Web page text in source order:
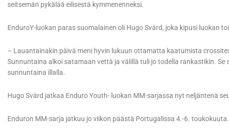
seitsemän pykälää eilisestä kymmenenneksi.
EnduroY-luokan paras suomalainen oli Hugo Svärd, joka kipusi luokan
– Lauantainakin päivä meni hyvin lukuun ottamatta kaatumista
Sunnuntaina alkoi satamaan vettä ja välillä tuli jo todella rankastikin. Se
sunnuntaina illalla.
Hugo Svärd jatkaa Enduro Youth- luokan MM-sarjassa nyt neljäntenä
Enduron MM-sarja jatkuu jo viikon päästä Portugalissa 4.-6. toukokuuta.